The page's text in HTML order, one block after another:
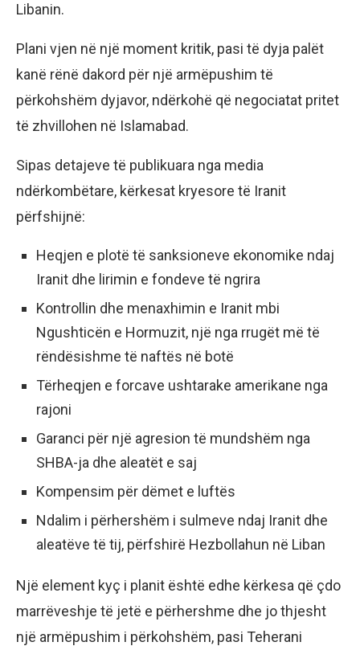
Libanin.
Plani vjen në një moment kritik, pasi të dyja palët
kanë rënë dakord për një armëpushim të
përkohshëm dyjavor, ndërkohë që negociatat pritet
të zhvillohen në Islamabad.
Sipas detajeve të publikuara nga media
ndërkombëtare, kërkesat kryesore të Iranit
përfshijnë:
Heqjen e plotë të sanksioneve ekonomike ndaj
Iranit dhe lirimin e fondeve të ngrira
Kontrollin dhe menaxhimin e Iranit mbi
Ngushticën e Hormuzit, një nga rrugët më të
rëndësishme të naftës në botë
Tërheqjen e forcave ushtarake amerikane nga
rajoni
Garanci për një agresion të mundshëm nga
SHBA-ja dhe aleatët e saj
Kompensim për dëmet e luftës
Ndalim i përhershëm i sulmeve ndaj Iranit dhe
aleatëve të tij, përfshirë Hezbollahun në Liban
Një element kyç i planit është edhe kërkesa që çdo
marrëveshje të jetë e përhershme dhe jo thjesht
një armëpushim i përkohshëm, pasi Teherani